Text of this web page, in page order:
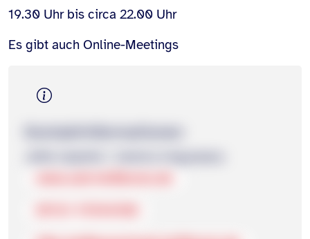
19.30 Uhr bis circa 22.00 Uhr
Es gibt auch Online-Meetings